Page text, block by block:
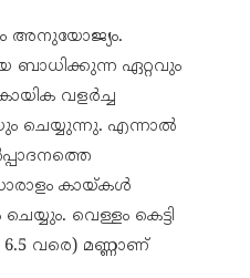
അനുയോജ്യം.
ബാധിക്കുന്ന ഏറ്റവും
വളർച്ച
ചെയ്യുന്നു. എന്നാൽ
കായ്കൾ
വെള്ളം കെട്ടി
വരെ) മണ്ണാണ്